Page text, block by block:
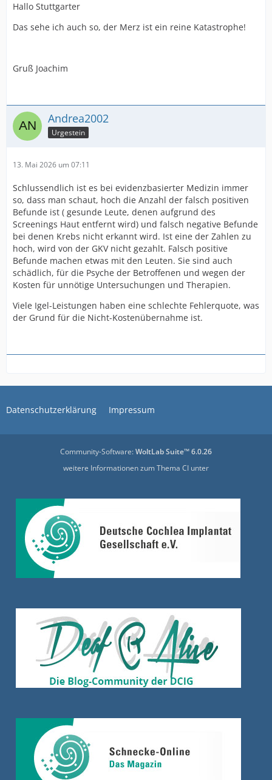
Hallo Stuttgarter
Das sehe ich auch so, der Merz ist ein reine Katastrophe!
Gruß Joachim
Andrea2002
Urgestein
13. Mai 2026 um 07:11
Schlussendlich ist es bei evidenzbasierter Medizin immer
so, dass man schaut, hoch die Anzahl der falsch positiven
Befunde ist ( gesunde Leute, denen aufgrund des
Screenings Haut entfernt wird) und falsch negative Befunde
bei denen Krebs nicht erkannt wird. Ist eine der Zahlen zu
hoch, wird von der GKV nicht gezahlt. Falsch positive
Befunde machen etwas mit den Leuten. Sie sind auch
schädlich, für die Psyche der Betroffenen und wegen der
Kosten für unnötige Untersuchungen und Therapien.
Viele Igel-Leistungen haben eine schlechte Fehlerquote, was
der Grund für die Nicht-Kostenübernahme ist.
Datenschutzerklärung Impressum
Community-Software:WoltLab Suite™ 6.0.26
weitere Informationen zum Thema CI unter